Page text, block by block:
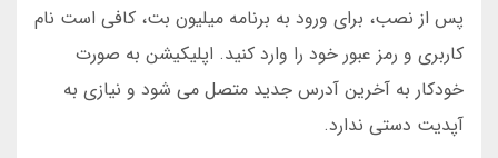
پس از نصب، برای ورود به برنامه میلیون بت، کافی است نام
کاربری و رمز عبور خود را وارد کنید. اپلیکیشن به صورت
خودکار به آخرین آدرس جدید متصل می شود و نیازی به
آپدیت دستی ندارد.